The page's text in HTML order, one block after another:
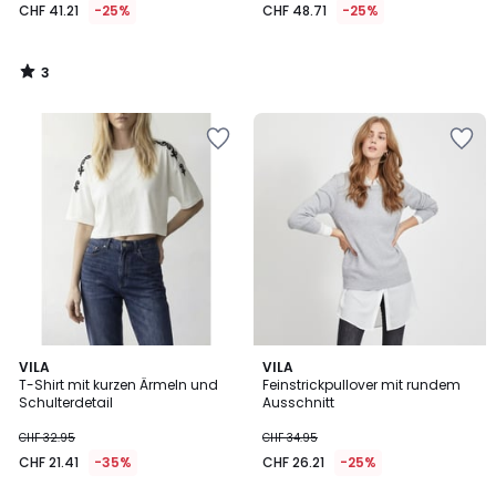
CHF 41.21 -25%
3
/
CHF 48.71 -25%
VILA
T-Shirt mit kurzen Ärmeln und
Schulterdetail
CHF 32.95
CHF 21.41 -35%
VILA
Feinstrickpullover mit rundem
Ausschnitt
CHF 34.95
CHF 26.21 -25%
2
Farben